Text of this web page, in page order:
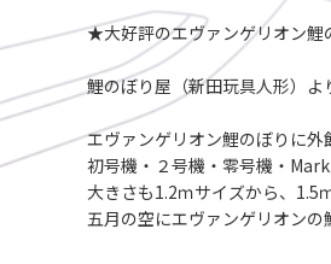
★大好評のエヴァンゲリオン鯉
鯉のぼり屋（新田玩具人形）よ
エヴァンゲリオン鯉のぼりに外
初号機・２号機・零号機・
大きさも1.2ｍサイズから、1.5
五月の空にエヴァンゲリオン